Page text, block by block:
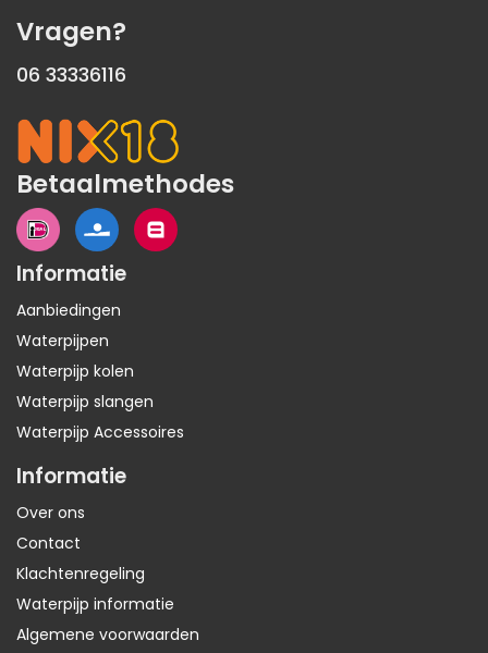
Vragen?
06 33336116
Betaalmethodes
Informatie
Aanbiedingen
Waterpijpen
Waterpijp kolen
Waterpijp slangen
Waterpijp Accessoires
Informatie
Over ons
Contact
Klachtenregeling
Waterpijp informatie
Algemene voorwaarden